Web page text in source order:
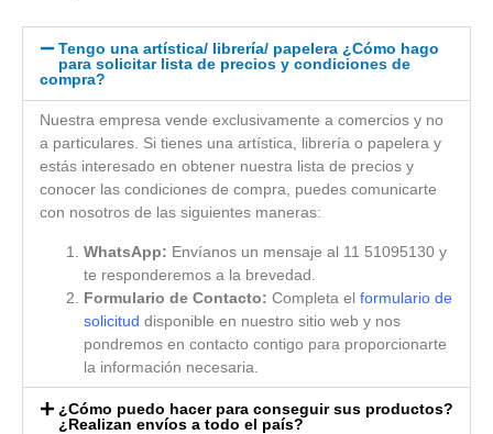
Tengo una artística/ librería/ papelera ¿Cómo hago
para solicitar lista de precios y condiciones de
compra?
Nuestra empresa vende exclusivamente a comercios y no
a particulares. Si tienes una artística, librería o papelera y
estás interesado en obtener nuestra lista de precios y
conocer las condiciones de compra, puedes comunicarte
con nosotros de las siguientes maneras:
WhatsApp: Envíanos un mensaje al 11 51095130 y
te responderemos a la brevedad.
Formulario de Contacto: Completa el formulario de
solicitud disponible en nuestro sitio web y nos
pondremos en contacto contigo para proporcionarte
la información necesaria.
¿Cómo puedo hacer para conseguir sus productos?
¿Realizan envíos a todo el país?